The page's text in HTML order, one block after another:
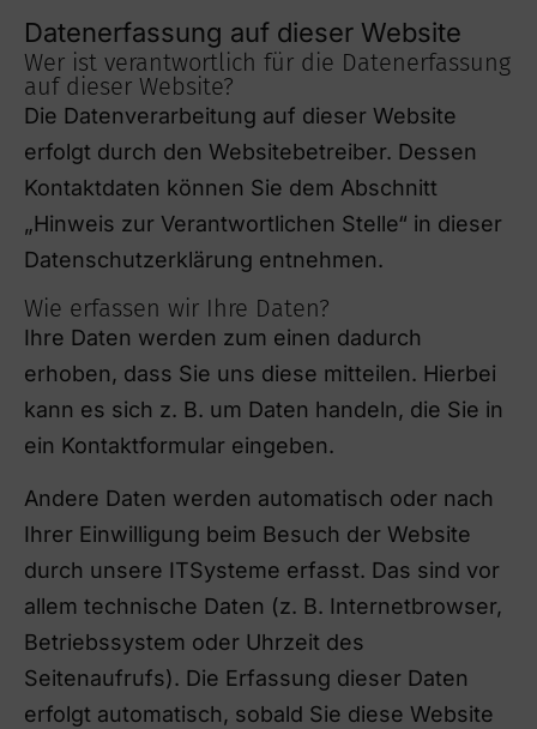
Datenerfassung auf dieser Website
Wer ist verantwortlich für die Datenerfassung
auf dieser Website?
Die Datenverarbeitung auf dieser Website
erfolgt durch den Websitebetreiber. Dessen
Kontaktdaten können Sie dem Abschnitt
„Hinweis zur Verantwortlichen Stelle“ in dieser
Datenschutzerklärung entnehmen.
Wie erfassen wir Ihre Daten?
Ihre Daten werden zum einen dadurch
erhoben, dass Sie uns diese mitteilen. Hierbei
kann es sich z. B. um Daten handeln, die Sie in
ein Kontaktformular eingeben.
Andere Daten werden automatisch oder nach
Ihrer Einwilligung beim Besuch der Website
durch unsere ITSysteme erfasst. Das sind vor
allem technische Daten (z. B. Internetbrowser,
Betriebssystem oder Uhrzeit des
Seitenaufrufs). Die Erfassung dieser Daten
erfolgt automatisch, sobald Sie diese Website